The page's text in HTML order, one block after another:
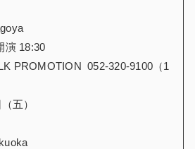
演 18:30
PROMOTION 052-320-9100（1
五）